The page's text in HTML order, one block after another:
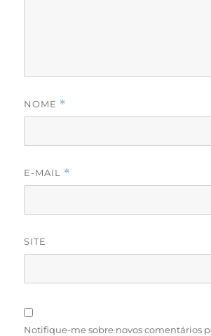
NOME *
E-MAIL *
SITE
Notifique-me sobre novos comentários